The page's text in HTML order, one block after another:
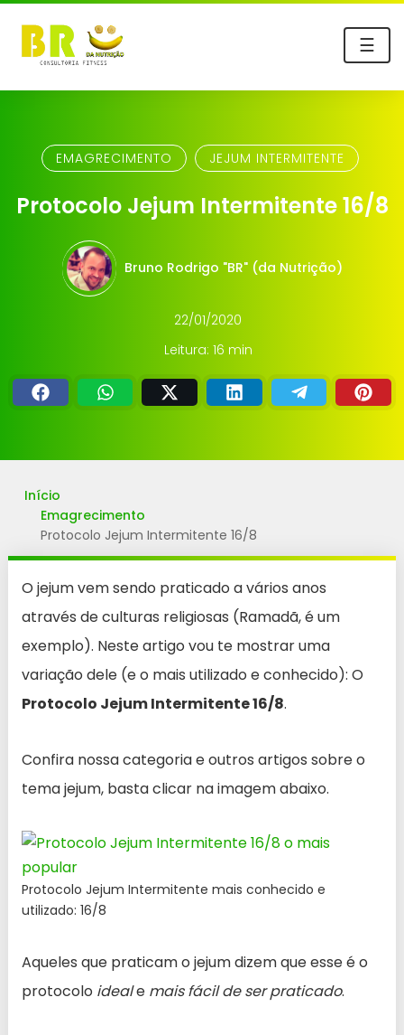
☰
EMAGRECIMENTO JEJUM INTERMITENTE
Protocolo Jejum Intermitente 16/8
Bruno Rodrigo "BR" (da Nutrição)
22/01/2020
Leitura: 16 min
Início
Emagrecimento
Protocolo Jejum Intermitente 16/8
O jejum vem sendo praticado a vários anos
através de culturas religiosas (Ramadã, é um
exemplo). Neste artigo vou te mostrar uma
variação dele (e o mais utilizado e conhecido): O
Protocolo Jejum Intermitente 16/8.
Confira nossa categoria e outros artigos sobre o
tema jejum, basta clicar na imagem abaixo.
Protocolo Jejum Intermitente mais conhecido e
utilizado: 16/8
Aqueles que praticam o jejum dizem que esse é o
protocolo ideale mais fácil de ser praticado.